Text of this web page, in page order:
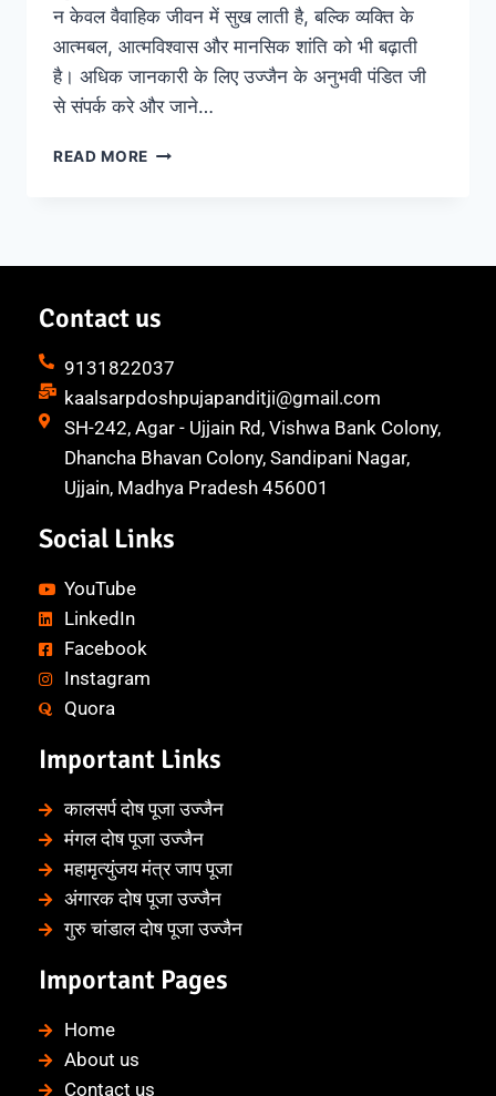
न केवल वैवाहिक जीवन में सुख लाती है, बल्कि व्यक्ति के
आत्मबल, आत्मविश्वास और मानसिक शांति को भी बढ़ाती
है। अधिक जानकारी के लिए उज्जैन के अनुभवी पंडित जी
से संपर्क करे और जाने…
READ MORE
Contact us
9131822037
kaalsarpdoshpujapanditji@gmail.com
SH-242, Agar - Ujjain Rd, Vishwa Bank Colony,
Dhancha Bhavan Colony, Sandipani Nagar,
Ujjain, Madhya Pradesh 456001
Social Links
YouTube
LinkedIn
Facebook
Instagram
Quora
Important Links
कालसर्प दोष पूजा उज्जैन
मंगल दोष पूजा उज्जैन
महामृत्युंजय मंत्र जाप पूजा
अंगारक दोष पूजा उज्जैन
गुरु चांडाल दोष पूजा उज्जैन
Important Pages
Home
About us
Contact us